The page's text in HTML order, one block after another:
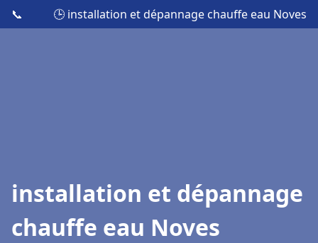
📞 🕒 installation et dépannage chauffe eau Noves
installation et dépannage
chauffe eau Noves